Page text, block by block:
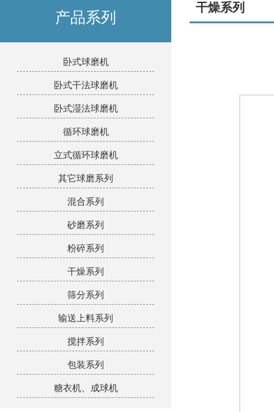
产品系列
卧式球磨机
卧式干法球磨机
卧式湿法球磨机
循环球磨机
立式循环球磨机
其它球磨系列
混合系列
砂磨系列
粉碎系列
干燥系列
筛分系列
输送上料系列
搅拌系列
包装系列
糖衣机、成球机
干燥系列